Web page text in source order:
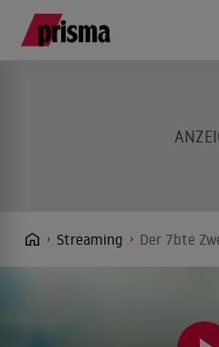
Streaming Der 7bte